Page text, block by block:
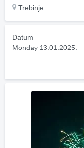
Trebinje
Datum
Monday 13.01.2025.